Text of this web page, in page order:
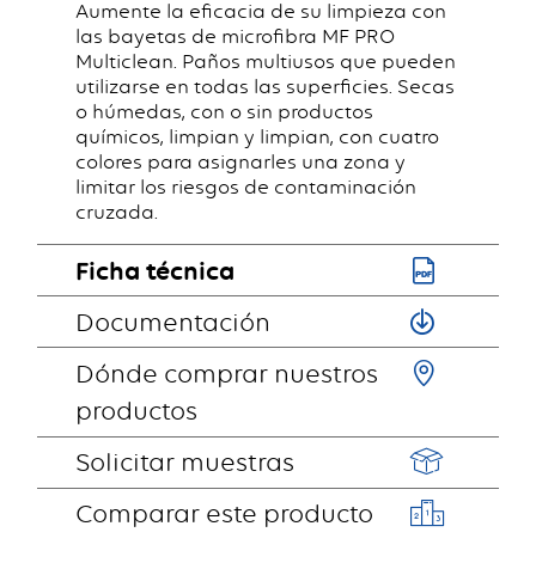
Aumente la eficacia de su limpieza con
las bayetas de microfibra MF PRO
Multiclean. Paños multiusos que pueden
utilizarse en todas las superficies. Secas
o húmedas, con o sin productos
químicos, limpian y limpian, con cuatro
colores para asignarles una zona y
limitar los riesgos de contaminación
cruzada.
Ficha técnica
Documentación
Dónde comprar nuestros
productos
Solicitar muestras
Comparar este producto